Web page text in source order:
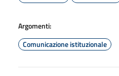
Argomenti:
Comunicazione istituzionale